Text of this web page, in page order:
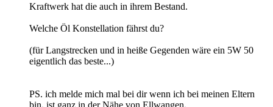
Kraftwerk hat die auch in ihrem Bestand.
Welche Öl Konstellation fährst du?
(für Langstrecken und in heiße Gegenden wäre ein 5W 50
eigentlich das beste...)
PS. ich melde mich mal bei dir wenn ich bei meinen Eltern
bin, ist ganz in der Nähe von Ellwangen.